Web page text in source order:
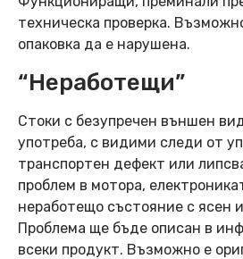
техническа проверка.
опаковка да е нарушена.
“Неработещи”
Стоки с безупречен външен
употреба, с видими следи от
транспортен дефект или
проблем в мотора,
неработещо състояние с ясен
Проблема ще бъде описан в
всеки продукт. Възможно е